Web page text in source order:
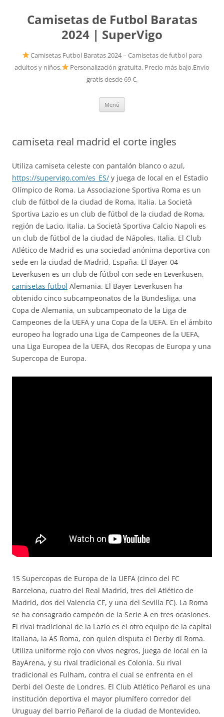
Camisetas de Futbol Baratas
2024 | SuperVigo
Camisetas Futbol Baratas 2024 – Camisetas de futbol para
adultos y niños.
Personalización gratuita. Precio más bajo.Envío
gratis desde 69 €.
Menú
camiseta real madrid el corte ingles
Utiliza camiseta celeste con pantalón blanco o azul,
https://supervigo.com/es_ES/ y juega de local en el Estadio
Olímpico de Roma. La Associazione Sportiva Roma es un
club de fútbol de la ciudad de Roma, Italia. La Società
Sportiva Lazio es un club de fútbol de la ciudad de Roma,
región de Lacio, Italia. La Società Sportiva Calcio Napoli es
un club de fútbol de la ciudad de Nápoles, Italia. El Club
Atlético de Madrid es una sociedad anónima deportiva con
sede en la ciudad de Madrid, España. El Bayer 04
Leverkusen es un club de fútbol con sede en Leverkusen,
camisetas futbol Alemania. El Bayer Leverkusen ha
obtenido cinco subcampeonatos de la Bundesliga, una
Copa de Alemania, un subcampeonato de la Liga de
Campeones de la UEFA y una Copa de la UEFA. En el ámbito
europeo ha logrado una Liga de Campeones de la UEFA,
una Liga Europea de la UEFA, dos Recopas de Europa y una
Supercopa de Europa.
15 Supercopas de Europa de la UEFA (cinco del FC
Barcelona, cuatro del Real Madrid, tres del Atlético de
Madrid, dos del Valencia CF, y una del Sevilla FC). La Roma
se ha consagrado campeón de la Serie A en tres ocasiones.
El rival tradicional de la Lazio es el otro equipo de la capital
italiana, la AS Roma, con quien disputa el Derby di Roma.
Utiliza uniforme rojo con vivos negros, juega de local en la
BayArena, y su rival tradicional es Colonia. Su rival
tradicional es Fulham, contra el cual se enfrenta en el
Derbi del Oeste de Londres. El Club Atlético Peñarol es una
institución deportiva el mayor plumífero corredor del
Uruguay del barrio Peñarol de la ciudad de Montevideo,